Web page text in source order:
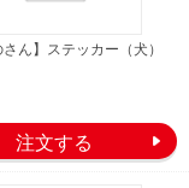
さん】ステッカー（犬）